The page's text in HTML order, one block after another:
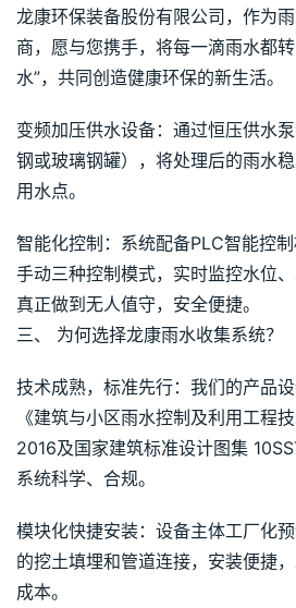
龙康环保装备股份有限公司，作为
商，愿与您携手，将每一滴雨水都
水”，共同创造健康环保的新生活。
变频加压供水设备：通过恒压供水
钢或玻璃钢罐），将处理后的雨水
用水点。
智能化控制：系统配备PLC智能控制
手动三种控制模式，实时监控水位、
真正做到无人值守，安全便捷。
三、 为何选择龙康雨水收集系统？
技术成熟，标准先行：我们的产品
《建筑与小区雨水控制及利用工程
2016及国家建筑标准设计图集
系统科学、合规。
模块化快捷安装：设备主体工厂化
的挖土填埋和管道连接，安装便捷
成本。